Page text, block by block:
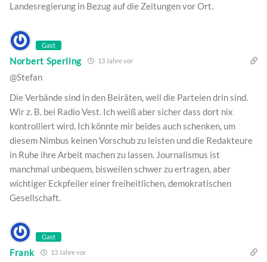
Landesregierung in Bezug auf die Zeitungen vor Ort.
Gast
Norbert Sperling 13 Jahre vor
@Stefan
Die Verbände sind in den Beiräten, weil die Parteien drin sind.
Wir z. B. bei Radio Vest. Ich weiß aber sicher dass dort nix
kontrolliert wird. Ich könnte mir beides auch schenken, um
diesem Nimbus keinen Vorschub zu leisten und die Redakteure
in Ruhe ihre Arbeit machen zu lassen. Journalismus ist
manchmal unbequem, bisweilen schwer zu ertragen, aber
wichtiger Eckpfeiler einer freiheitlichen, demokratischen
Gesellschaft.
Gast
Frank 13 Jahre vor